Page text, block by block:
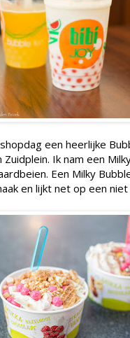
een heerlijke
Ik nam een
Een Milky
en lijkt net op een